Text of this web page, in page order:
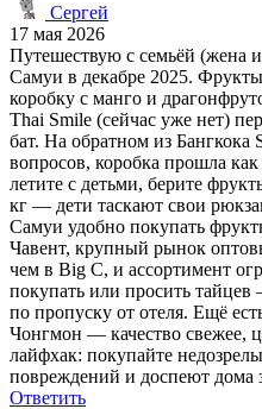
Сергей
17 мая 2026
Путешествую с семьёй (жена
Самуи в декабре 2025.
коробку с манго и
Thai Smile (сейчас уже нет)
бат. На обратном из
вопросов, коробка прошла
летите с детьми, берите
кг — дети таскают свои
Самуи удобно покупать
Чавент, крупный рынок
чем в Big C, и ассортимент
покупать или просить
по пропуску от отеля. Ещё
Чонгмон — качество свежее,
лайфхак: покупайте
повреждений и доспеют дома
Ответить